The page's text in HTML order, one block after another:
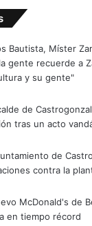
Bautista, Míster
gente recuerde a
y su gente"
de
tras un acto
de
contra la
McDonald's de
en tiempo récord